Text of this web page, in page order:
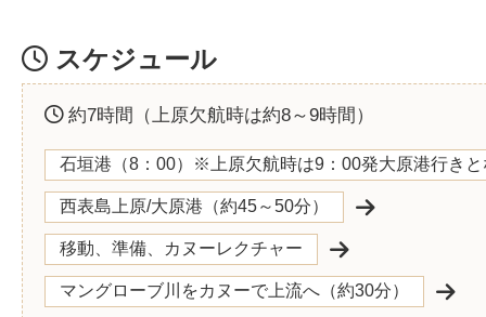
スケジュール
約7時間（上原欠航時は約8～9時間）
石垣港（8：00）※上原欠航時は9：00発大原港行きと
西表島上原/大原港（約45～50分）
移動、準備、カヌーレクチャー
マングローブ川をカヌーで上流へ（約30分）